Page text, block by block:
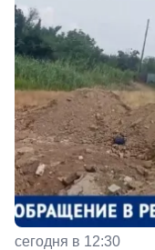
сегодня в 12:30